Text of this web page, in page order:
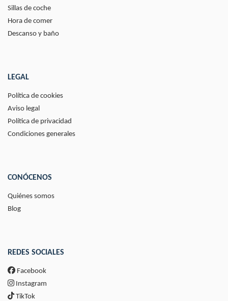
Sillas de coche
Hora de comer
Descanso y baño
LEGAL
Política de cookies
Aviso legal
Política de privacidad
Condiciones generales
CONÓCENOS
Quiénes somos
Blog
REDES SOCIALES
Facebook
Instagram
TikTok